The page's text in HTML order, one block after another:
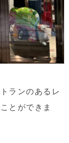
ランのあるレ
とができま